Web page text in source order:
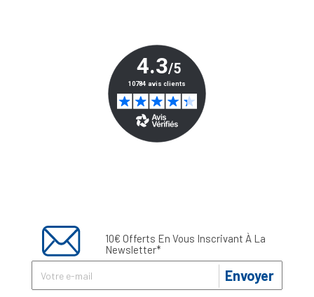
10€ Offerts En Vous Inscrivant À La
Newsletter*
Envoyer